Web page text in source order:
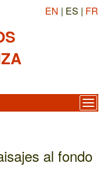
EN | ES | FR
al fondo